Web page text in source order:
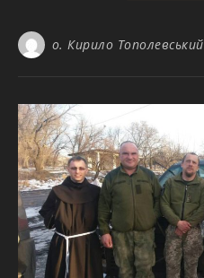
о. Кирило Тополевський